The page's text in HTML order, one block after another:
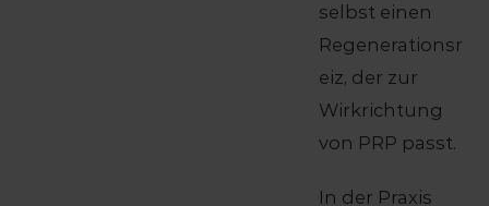
selbst einen
Regenerationsr
eiz, der zur
Wirkrichtung
von PRP passt.
In der Praxis